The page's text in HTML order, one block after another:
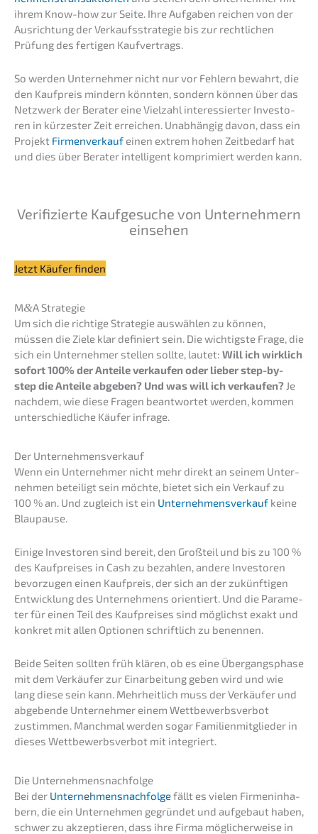
ihrem Know-how zur Seite. Ihre Aufga­ben reichen von der
Ausrich­tung der Verkaufs­stra­te­gie bis zur recht­li­chen
Prüfung des ferti­gen Kaufvertrags.
So werden Unter­neh­mer nicht nur vor Fehlern bewahrt, die
den Kaufpreis mindern könnten, sondern können über das
Netzwerk der Berater eine Vielzahl inter­es­sier­ter Inves­to­
ren in kürzes­ter Zeit errei­chen. Unabhän­gig davon, dass ein
Projekt Firmen­ver­kauf einen extrem hohen Zeitbe­darf hat
und dies über Berater intel­li­gent kompri­miert werden kann.
Verifi­zier­te Kaufge­su­che von Unter­neh­mern
einsehen
Jetzt Käufer finden
M&A Strate­gie
Um sich die richti­ge Strate­gie auswäh­len zu können,
müssen die Ziele klar definiert sein. Die wichtigs­te Frage, die
sich ein Unter­neh­mer stellen sollte, lautet: Will ich wirklich
sofort 100% der Antei­le verkau­fen oder lieber step-by-
step die Antei­le abgeben? Und was will ich verkau­fen? Je
nachdem, wie diese Fragen beant­wor­tet werden, kommen
unter­schied­li­che Käufer infrage.
Der Unter­nehmens­verkauf
Wenn ein Unter­neh­mer nicht mehr direkt an seinem Unter­
neh­men betei­ligt sein möchte, bietet sich ein Verkauf zu
100 % an. Und zugleich ist ein Unter­nehmens­verkauf keine
Blaupause.
Einige Inves­to­ren sind bereit, den Großteil und bis zu 100 %
des Kaufprei­ses in Cash zu bezah­len, andere Inves­to­ren
bevor­zu­gen einen Kaufpreis, der sich an der zukünf­ti­gen
Entwick­lung des Unter­neh­mens orien­tiert. Und die Parame­
ter für einen Teil des Kaufprei­ses sind möglichst exakt und
konkret mit allen Optio­nen schrift­lich zu benennen.
Beide Seiten sollten früh klären, ob es eine Übergangs­pha­se
mit dem Verkäu­fer zur Einar­bei­tung geben wird und wie
lang diese sein kann. Mehrheit­lich muss der Verkäu­fer und
abgeben­de Unter­neh­mer einem Wettbe­werbs­ver­bot
zustim­men. Manch­mal werden sogar Famili­en­mit­glie­der in
dieses Wettbe­werbs­ver­bot mit integriert.
Die Unternehmens­nachfolge
Bei der Unternehmens­nachfolgefällt es vielen Firmen­in­ha­
bern, die ein Unter­neh­men gegrün­det und aufge­baut haben,
schwer zu akzep­tie­ren, dass ihre Firma mögli­cher­wei­se in